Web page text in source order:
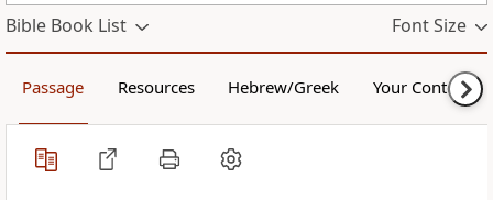
Bible Book List Font Size
Passage Resources Hebrew/Greek Your Content